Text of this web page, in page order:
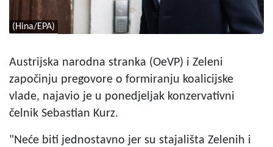
(Hina/EPA)
Austrijska narodna stranka (OeVP) i Zeleni
započinju pregovore o formiranju koalicijske
vlade, najavio je u ponedjeljak konzervativni
čelnik Sebastian Kurz.
"Neće biti jednostavno jer su stajališta Zelenih i